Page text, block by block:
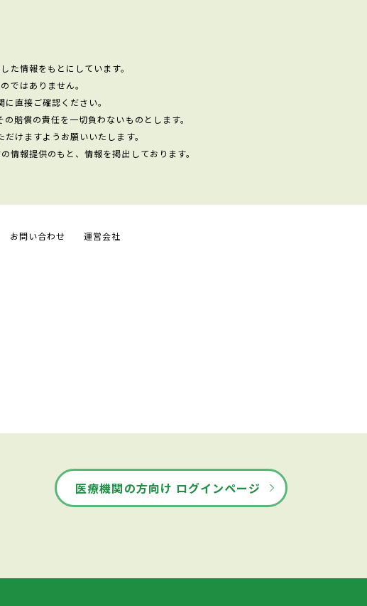
た情報をもとにしています。
ではありません。
直接ご確認ください。
賠償の責任を一切負わないものとします。
けますようお願いいたします。
報提供のもと、情報を掲出しております。
お問い合わせ 運営会社
医療機関の方向け ログインページ